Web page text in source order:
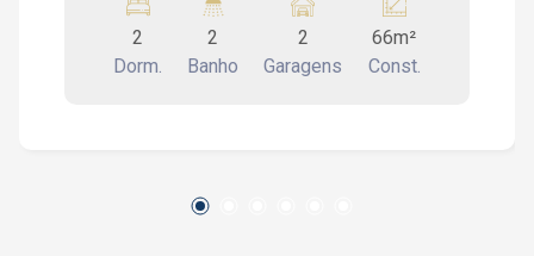
social, sala de 2 ambientes, cozinha americana
planejada e área de serviços. Condomínio:
Piscina, academia, sala de ginástica, salão de
2
Dorm.
2
Banho
2
Garagens
66m²
Const.